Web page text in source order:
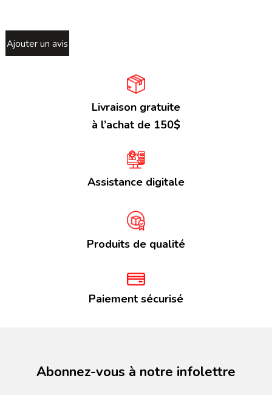
Ajouter un avis
Livraison gratuite
à l’achat de 150$
Assistance digitale
Produits de qualité
Paiement sécurisé
Abonnez-vous à notre infolettre